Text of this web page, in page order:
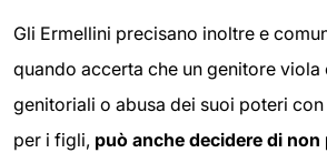
Gli Ermellini precisano inoltre e
quando accerta che un genitore
genitoriali o abusa dei suoi poteri
per i figli, può anche decidere di